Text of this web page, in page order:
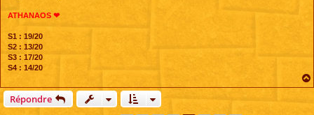
ATHANAOS ❤
S1 : 19/20
S2 : 13/20
S3 : 17/20
S4 : 14/20
Répondre